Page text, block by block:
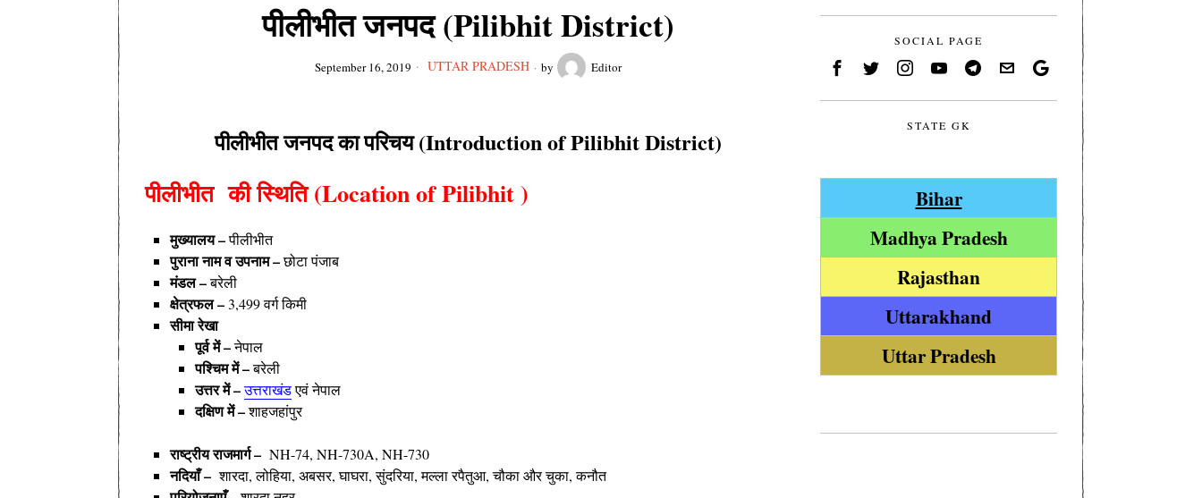
पीलीभीत जनपद (Pilibhit District)
September 16, 2019 UTTAR PRADESH by Editor
पीलीभीत जनपद का परिचय (Introduction of Pilibhit District)
पीलीभीत कीस्थिति (Location of Pilibhit )
मुख्यालय –पीलीभीत
पुराना नाम व उपनाम –छोटा पंजाब
मंडल –बरेली
क्षेत्रफल –3,499 वर्ग किमी
सीमा रेखा
पूर्व में –नेपाल
पश्चिम में –बरेली
उत्तर में –उत्तराखंडएवं नेपाल
दक्षिण में –शाहजहांपुर
राष्ट्रीय राजमार्ग – NH-74, NH-730A, NH-730
नदियाँ – शारदा, लोहिया, अबसर, घाघरा, सुंदरिया, मल्ला रपैतुआ, चौका और चुका, कनौत
SOCIAL PAGE
STATE GK
Bihar
Madhya Pradesh
Rajasthan
Uttarakhand
Uttar Pradesh